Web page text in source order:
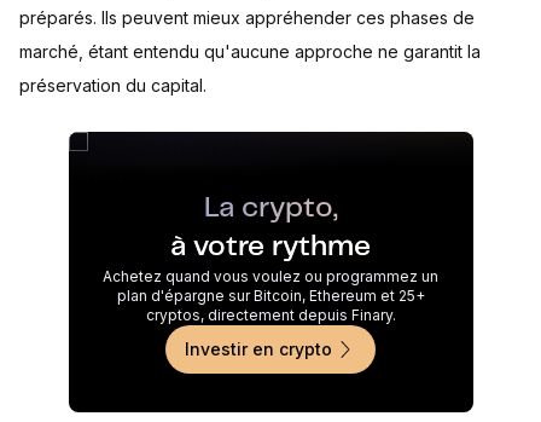
préparés. Ils peuvent mieux appréhender ces phases de
marché, étant entendu qu'aucune approche ne garantit la
préservation du capital.
La crypto,
à votre rythme
Achetez quand vous voulez ou programmez un
plan d'épargne sur Bitcoin, Ethereum et 25+
cryptos, directement depuis Finary.
Investir en crypto